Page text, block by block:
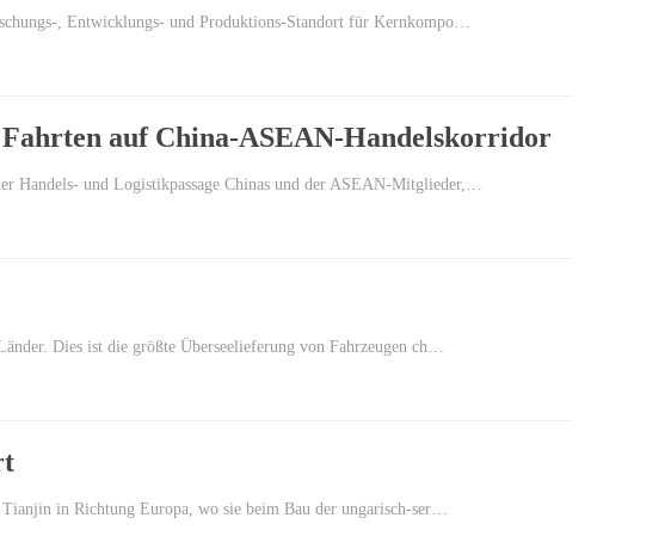
, Entwicklungs- und Produktions-Standort für Kernkompo…
Fahrten auf China-ASEAN-Handelskorridor
Handels- und Logistikpassage Chinas und der ASEAN-Mitglieder,…
Dies ist die größte Überseelieferung von Fahrzeugen ch…
Tianjin in Richtung Europa, wo sie beim Bau der ungarisch-ser…